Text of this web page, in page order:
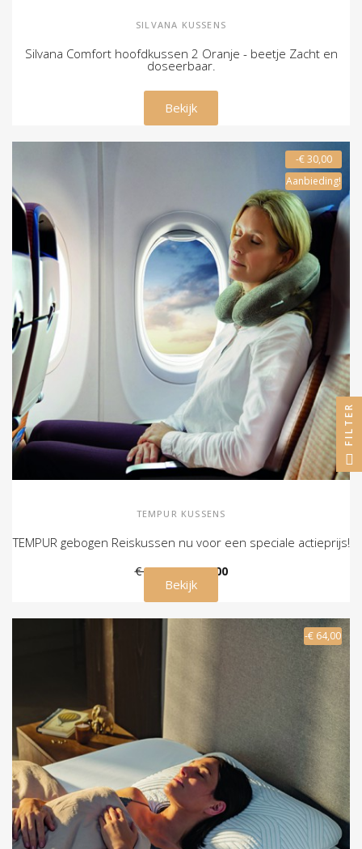
SILVANA KUSSENS
Silvana Comfort hoofdkussen 2 Oranje - beetje Zacht en
doseerbaar.
€ 79,00
Bekijk
-€ 30,00
Aanbieding!
TEMPUR KUSSENS
TEMPUR gebogen Reiskussen nu voor een speciale actieprijs!
€ 109,00 € 79,00
Bekijk
-€ 64,00
FILTER